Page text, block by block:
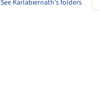
See Karlabiernath's folders